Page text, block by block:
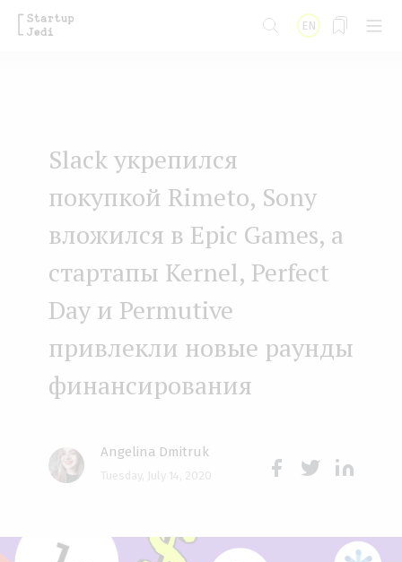
EN
Slack укрепился
покупкой Rimeto, Sony
вложился в Epic Games, а
стартапы Kernel, Perfect
Day и Permutive
привлекли новые раунды
финансирования
Angelina Dmitruk
Tuesday, July 14, 2020
n